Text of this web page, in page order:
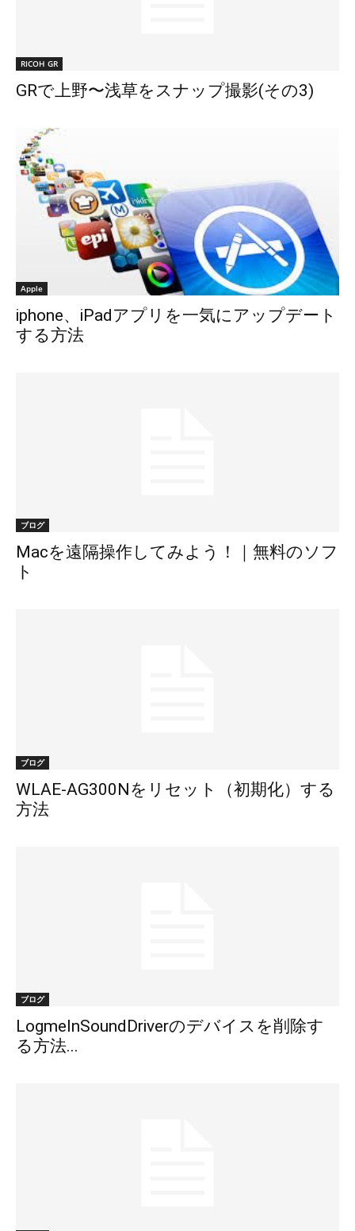
RICOH GR
GRで上野〜浅草をスナップ撮影(その3)
Apple
iphone、iPadアプリを一気にアップデート
する方法
ブログ
Macを遠隔操作してみよう！｜無料のソフ
ト
ブログ
WLAE-AG300Nをリセット（初期化）する
方法
ブログ
LogmeInSoundDriverのデバイスを削除す
る方法...